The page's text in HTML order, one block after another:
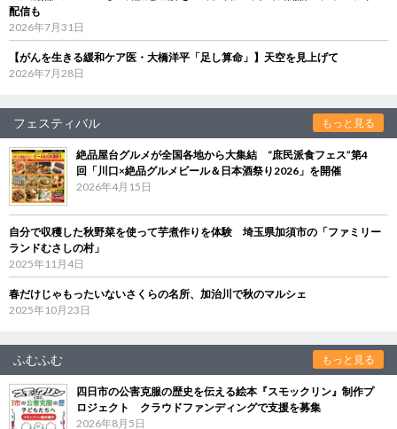
配信も
2026年7月31日
【がんを生きる緩和ケア医・大橋洋平「足し算命」】天空を見上げて
2026年7月28日
フェスティバル もっと見る
絶品屋台グルメが全国各地から大集結 “庶民派食フェス”第4
回「川口×絶品グルメビール＆日本酒祭り2026」を開催
2026年4月15日
自分で収穫した秋野菜を使って芋煮作りを体験 埼玉県加須市の「ファミリー
ランドむさしの村」
2025年11月4日
春だけじゃもったいないさくらの名所、加治川で秋のマルシェ
2025年10月23日
ふむふむ もっと見る
四日市の公害克服の歴史を伝える絵本『スモックリン』制作プ
ロジェクト クラウドファンディングで支援を募集
2026年8月5日